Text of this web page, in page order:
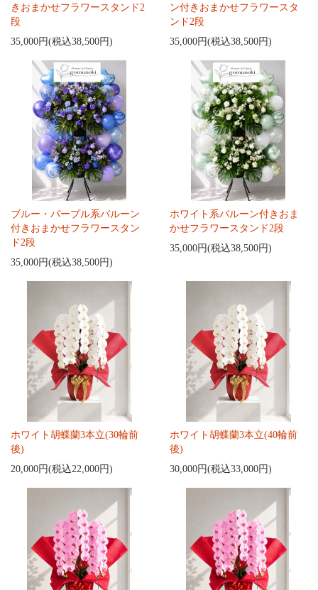
きおまかせフラワースタンド2
段
35,000円(税込38,500円)
ン付きおまかせフラワースタ
ンド2段
35,000円(税込38,500円)
ブルー・パープル系バルーン
付きおまかせフラワースタン
ド2段
35,000円(税込38,500円)
ホワイト系バルーン付きおま
かせフラワースタンド2段
35,000円(税込38,500円)
ホワイト胡蝶蘭3本立(30輪前
後)
20,000円(税込22,000円)
ホワイト胡蝶蘭3本立(40輪前
後)
30,000円(税込33,000円)